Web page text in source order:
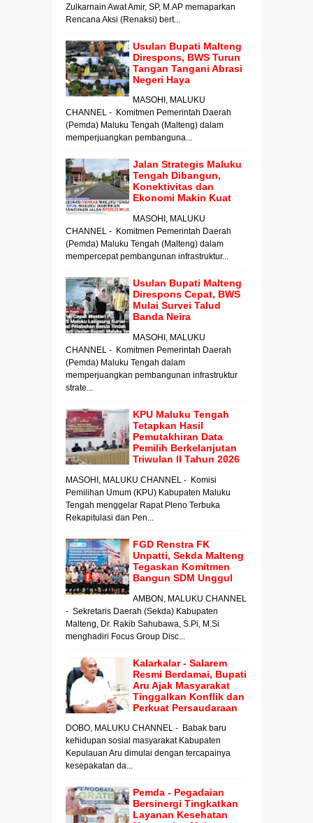
Zulkarnain Awat Amir, SP, M.AP memaparkan
Rencana Aksi (Renaksi) bert...
Usulan Bupati Malteng
Direspons, BWS Turun
Tangan Tangani Abrasi
Negeri Haya
MASOHI, MALUKU
CHANNEL - Komitmen Pemerintah Daerah
(Pemda) Maluku Tengah (Malteng) dalam
memperjuangkan pembanguna...
Jalan Strategis Maluku
Tengah Dibangun,
Konektivitas dan
Ekonomi Makin Kuat
MASOHI, MALUKU
CHANNEL - Komitmen Pemerintah Daerah
(Pemda) Maluku Tengah (Malteng) dalam
mempercepat pembangunan infrastruktur...
Usulan Bupati Malteng
Direspons Cepat, BWS
Mulai Survei Talud
Banda Neira
MASOHI, MALUKU
CHANNEL - Komitmen Pemerintah Daerah
(Pemda) Maluku Tengah dalam
memperjuangkan pembangunan infrastruktur
strate...
KPU Maluku Tengah
Tetapkan Hasil
Pemutakhiran Data
Pemilih Berkelanjutan
Triwulan II Tahun 2026
MASOHI, MALUKU CHANNEL - Komisi
Pemilihan Umum (KPU) Kabupaten Maluku
Tengah menggelar Rapat Pleno Terbuka
Rekapitulasi dan Pen...
FGD Renstra FK
Unpatti, Sekda Malteng
Tegaskan Komitmen
Bangun SDM Unggul
AMBON, MALUKU CHANNEL
- Sekretaris Daerah (Sekda) Kabupaten
Malteng, Dr. Rakib Sahubawa, S.Pi, M.Si
menghadiri Focus Group Disc...
Kalarkalar - Salarem
Resmi Berdamai, Bupati
Aru Ajak Masyarakat
Tinggalkan Konflik dan
Perkuat Persaudaraan
DOBO, MALUKU CHANNEL - Babak baru
kehidupan sosial masyarakat Kabupaten
Kepulauan Aru dimulai dengan tercapainya
kesepakatan da...
Pemda - Pegadaian
Bersinergi Tingkatkan
Layanan Kesehatan